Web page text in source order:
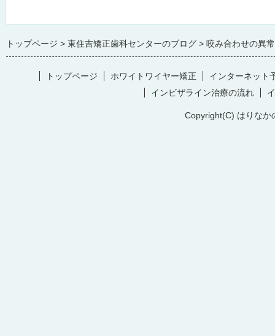
トップページ 東住吉矯正歯科センターのブログ 咬み合わせの異
トップページ ホワイトワイヤー矯正
インターネット
インビザライン治療の流れ
Copyright(C) はりなか